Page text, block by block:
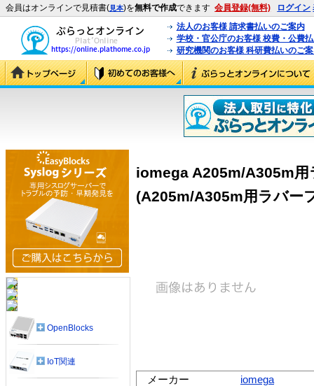
会員はオンラインで見積書(見本)を無料で作成できます 会員登録(無料) ログイン
法人のお客様 請求書払いのご案内
学校・官公庁のお客様 校費・公費
研究機関のお客様 科研費払いのご
iomega A205m/A305m
(A205m/A305m用ラバー
メーカー
iomega
OpenBlocks
IoT関連